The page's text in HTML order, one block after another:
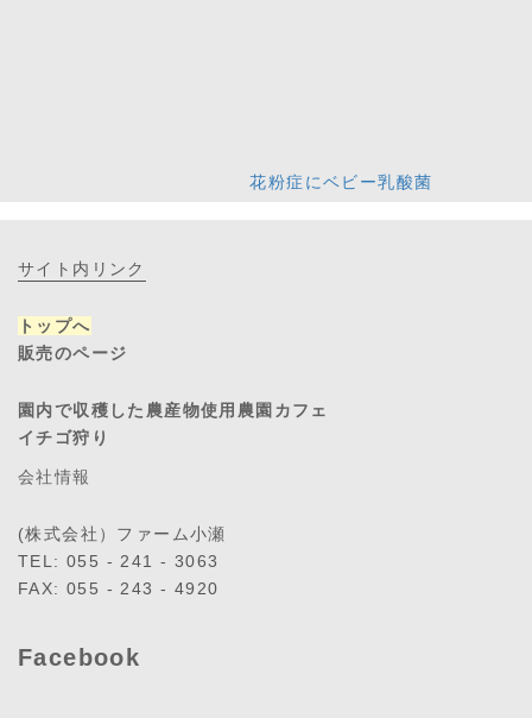
花粉症にベビー乳酸菌
サイト内リンク
トップへ
販売のページ
園内で収穫した農産物使用農園カフェ
イチゴ狩り
会社情報
(株式会社）ファーム小瀬
TEL: 055 - 241 - 3063
FAX: 055 - 243 - 4920
Facebook